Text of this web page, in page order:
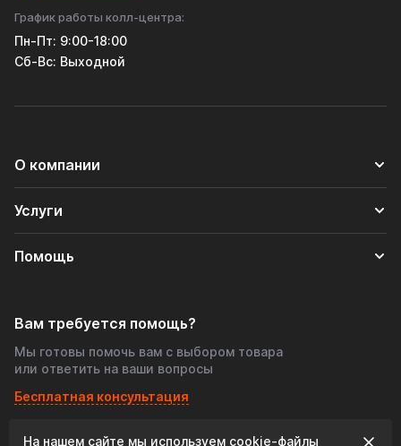
График работы колл-центра:
Пн-Пт: 9:00-18:00
Cб-Вс: Выходной
О компании
Услуги
Помощь
Вам требуется помощь?
Мы готовы помочь вам с выбором товара
или ответить на ваши вопросы
Бесплатная консультация
На нашем сайте мы используем cookie‑файлы